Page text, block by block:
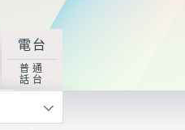
電台
普通
話台